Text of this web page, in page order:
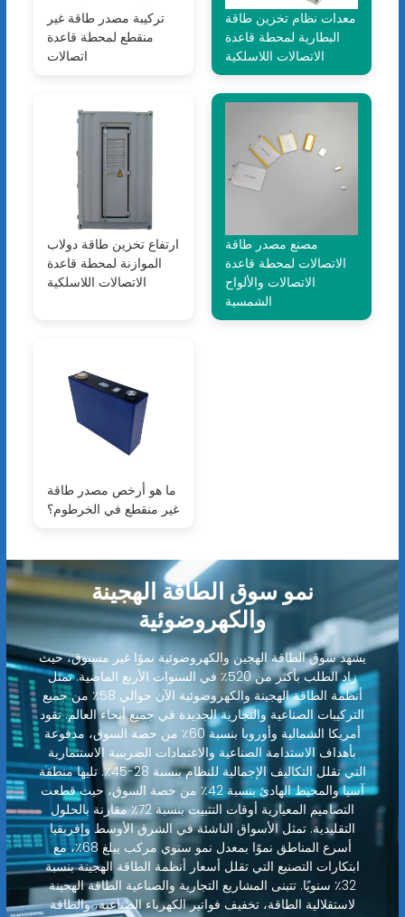
تركيبة مصدر طاقة غير
منقطع لمحطة قاعدة
اتصالات
معدات نظام تخزين طاقة
البطارية لمحطة قاعدة
الاتصالات اللاسلكية
ارتفاع تخزين طاقة دولاب
الموازنة لمحطة قاعدة
الاتصالات اللاسلكية
مصنع مصدر طاقة
الاتصالات لمحطة قاعدة
الاتصالات والألواح
الشمسية
ما هو أرخص مصدر طاقة
غير منقطع في الخرطوم؟
نمو سوق الطاقة الهجينة
والكهروضوئية
يشهد سوق الطاقة الهجين والكهروضوئية نموًا غير مسبوق، حيث
زاد الطلب بأكثر من 520٪ في السنوات الأربع الماضية. تمثل
أنظمة الطاقة الهجينة والكهروضوئية الآن حوالي 58٪ من جميع
التركيبات الصناعية والتجارية الجديدة في جميع أنحاء العالم. تقود
أمريكا الشمالية وأوروبا بنسبة 60٪ من حصة السوق، مدفوعة
بأهداف الاستدامة الصناعية والاعتمادات الضريبية الاستثمارية
التي تقلل التكاليف الإجمالية للنظام بنسبة 28-45٪. تليها منطقة
آسيا والمحيط الهادئ بنسبة 42٪ من حصة السوق، حيث قطعت
التصاميم المعيارية أوقات التثبيت بنسبة 72٪ مقارنة بالحلول
التقليدية. تمثل الأسواق الناشئة في الشرق الأوسط وإفريقيا
أسرع المناطق نموًا بمعدل نمو سنوي مركب يبلغ 68٪، مع
ابتكارات التصنيع التي تقلل أسعار أنظمة الطاقة الهجينة بنسبة
32٪ سنويًا. تتبنى المشاريع التجارية والصناعية الطاقة الهجينة
لاستقلالية الطاقة، تخفيف فواتير الكهرباء الصناعية، والطاقة